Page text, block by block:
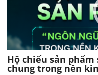
Hộ chiếu sản
chung trong nền